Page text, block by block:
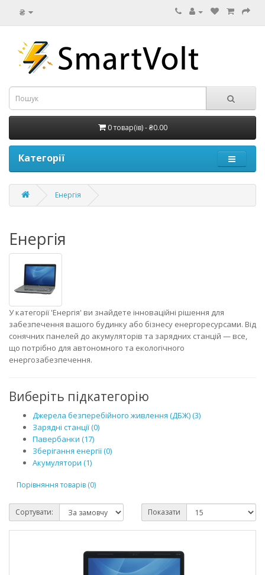
₴
0 товар(ів) - ₴0.00
Категорії
Енергія
Енергія
У категорії 'Енергія' ви знайдете інноваційні рішення для
забезпечення вашого будинку або бізнесу енергоресурсами. Від
сонячних панелей до акумуляторів та зарядних станцій — все,
що потрібно для автономного та екологічного
енергозабезпечення.
Виберіть підкатегорію
Джерела безперебійного живлення (ДБЖ) (3)
Зарядні станції (0)
Павербанки (17)
Зберігання енергії (0)
Акумулятори (1)
Порівняння товарів (0)
Сортувати: Показати